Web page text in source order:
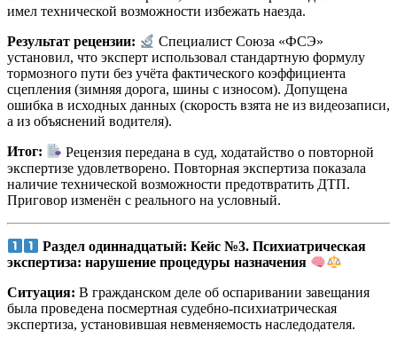
имел технической возможности избежать наезда.
Результат рецензии:
Специалист Союза «ФСЭ»
установил, что эксперт использовал стандартную формулу
тормозного пути без учёта фактического коэффициента
сцепления (зимняя дорога, шины с износом). Допущена
ошибка в исходных данных (скорость взята не из видеозаписи,
а из объяснений водителя).
Итог:
Рецензия передана в суд, ходатайство о повторной
экспертизе удовлетворено. Повторная экспертиза показала
наличие технической возможности предотвратить ДТП.
Приговор изменён с реального на условный.
Раздел одиннадцатый: Кейс №3. Психиатрическая
экспертиза: нарушение процедуры назначения
Ситуация: В гражданском деле об оспаривании завещания
была проведена посмертная судебно-психиатрическая
экспертиза, установившая невменяемость наследодателя.